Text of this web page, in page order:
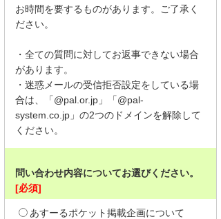
お時間を要するものがあります。ご了承く
ださい。
・全ての質問に対してお返事できない場合
があります。
・迷惑メールの受信拒否設定をしている場
合は、「@pal.or.jp」「@pal-
system.co.jp」の2つのドメインを解除して
ください。
問い合わせ内容についてお選びください。
[必須]
あすーるポケット掲載企画について